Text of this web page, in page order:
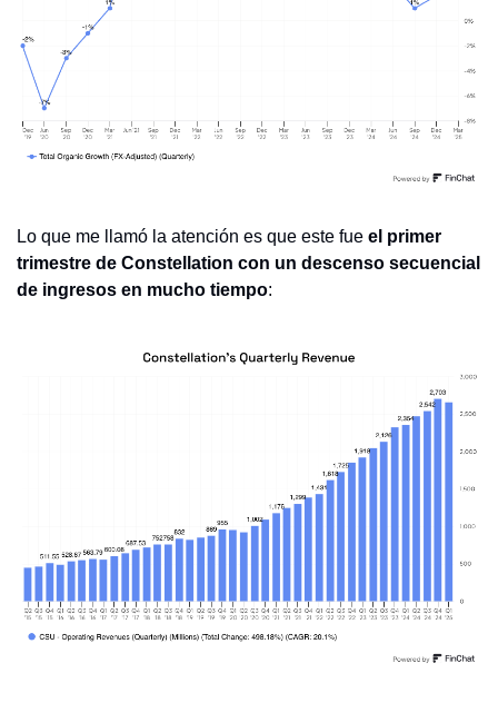
Lo que me llamó la atención es que este fue el primer
trimestre de Constellation con un descenso secuencial
de ingresos en mucho tiempo: